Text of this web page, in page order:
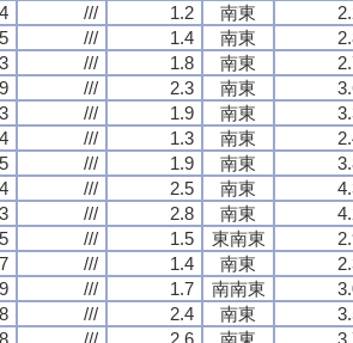
/// 1.2 南東
/// 1.4 南東
/// 1.8 南東
/// 2.3 南東
/// 1.9 南東
/// 1.3 南東
/// 1.9 南東
/// 2.5 南東
/// 2.8 南東
/// 1.5 東南東
/// 1.4 南東
/// 1.7 南南東
/// 2.4 南東
/// 2.6 南東